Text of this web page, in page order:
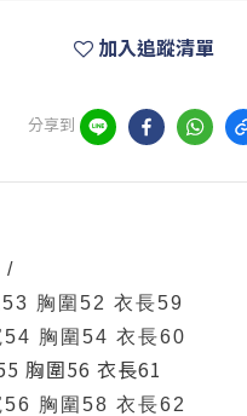
加入追蹤清單
分享到
/
胸圍52 衣長59
胸圍54 衣長60
胸圍56 衣長61
56 胸圍58 衣長62